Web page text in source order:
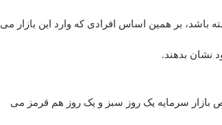
بر همین اساس افرادی که وارد این بازار می
نشان بدهند.
بازار سرمایه یک روز سبز و یک روز هم قرمز می